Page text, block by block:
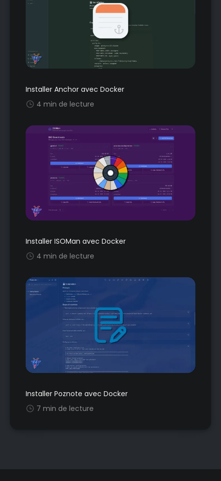
Installer Anchor avec Docker
4 min de lecture
Installer ISOMan avec Docker
4 min de lecture
Installer Poznote avec Docker
7 min de lecture